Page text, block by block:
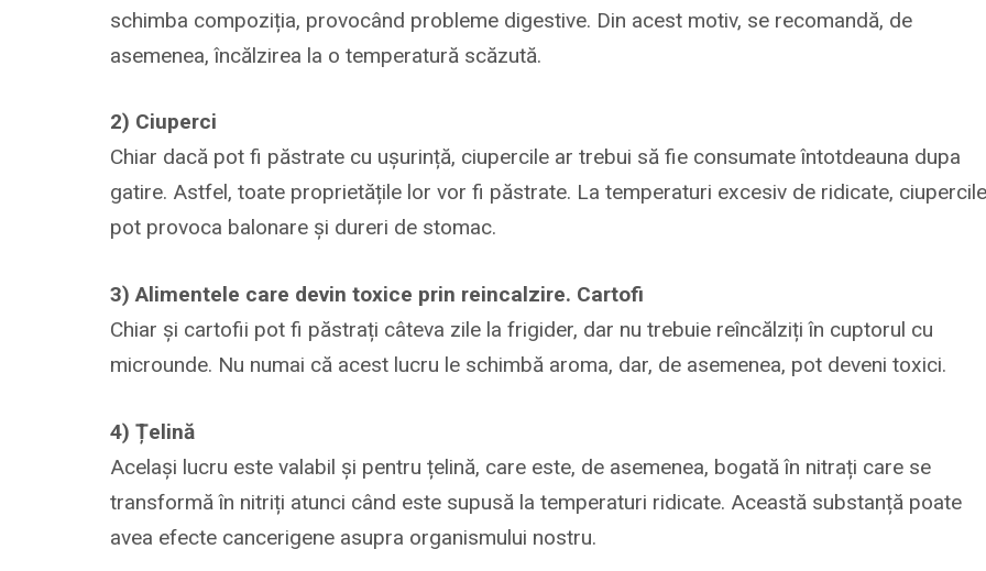
schimba compoziția, provocând probleme digestive. Din acest motiv, se recomandă, de
asemenea, încălzirea la o temperatură scăzută.
2) Ciuperci
Chiar dacă pot fi păstrate cu ușurință, ciupercile ar trebui să fie consumate întotdeauna dupa
gatire. Astfel, toate proprietățile lor vor fi păstrate. La temperaturi excesiv de ridicate, ciupercile
pot provoca balonare și dureri de stomac.
3) Alimentele care devin toxice prin reincalzire. Cartofi
Chiar și cartofii pot fi păstrați câteva zile la frigider, dar nu trebuie reîncălziți în cuptorul cu
microunde. Nu numai că acest lucru le schimbă aroma, dar, de asemenea, pot deveni toxici.
4) Țelină
Același lucru este valabil și pentru țelină, care este, de asemenea, bogată în nitrați care se
transformă în nitriți atunci când este supusă la temperaturi ridicate. Această substanță poate
avea efecte cancerigene asupra organismului nostru.